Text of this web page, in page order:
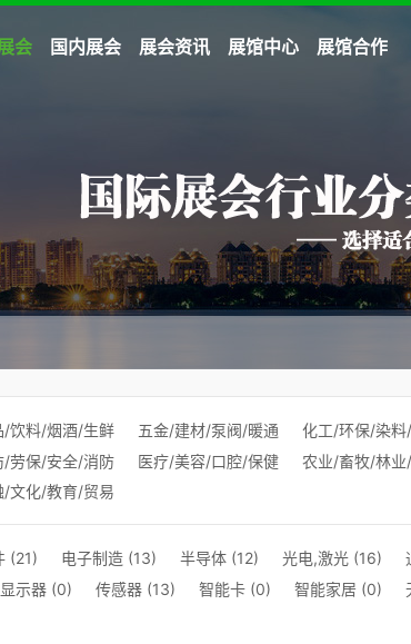
会 国内展会 展会资讯 展馆中心 展馆合作
/饮料/烟酒/生鲜 五金/建材/泵阀/暖通 化工/环保/染料
/劳保/安全/消防 医疗/美容/口腔/保健 农业/畜牧/林业
/文化/教育/贸易
(21) 电子制造 (13) 半导体 (12) 光电,激光 (16)
显示器 (0) 传感器 (13) 智能卡 (0) 智能家居 (0)